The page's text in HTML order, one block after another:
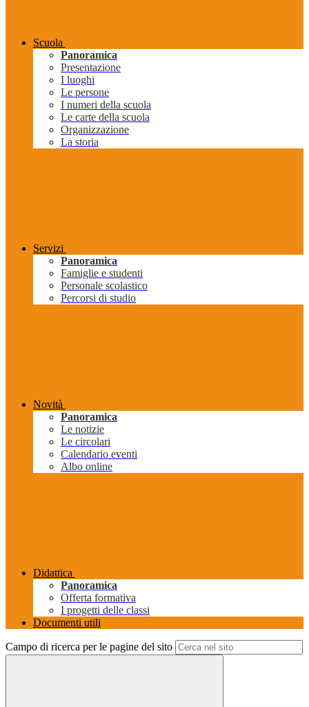
Scuola
Panoramica
Presentazione
I luoghi
Le persone
I numeri della scuola
Le carte della scuola
Organizzazione
La storia
Servizi
Panoramica
Famiglie e studenti
Personale scolastico
Percorsi di studio
Novità
Panoramica
Le notizie
Le circolari
Calendario eventi
Albo online
Didattica
Panoramica
Offerta formativa
I progetti delle classi
Documenti utili
Campo di ricerca per le pagine del sito